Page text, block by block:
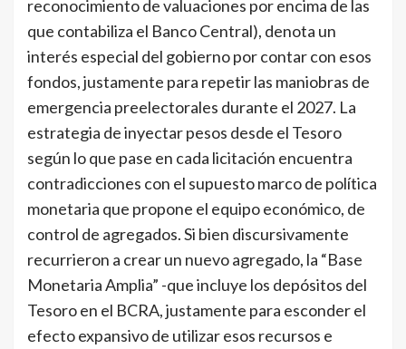
reconocimiento de valuaciones por encima de las
que contabiliza el Banco Central), denota un
interés especial del gobierno por contar con esos
fondos, justamente para repetir las maniobras de
emergencia preelectorales durante el 2027. La
estrategia de inyectar pesos desde el Tesoro
según lo que pase en cada licitación encuentra
contradicciones con el supuesto marco de política
monetaria que propone el equipo económico, de
control de agregados. Si bien discursivamente
recurrieron a crear un nuevo agregado, la “Base
Monetaria Amplia” -que incluye los depósitos del
Tesoro en el BCRA, justamente para esconder el
efecto expansivo de utilizar esos recursos e